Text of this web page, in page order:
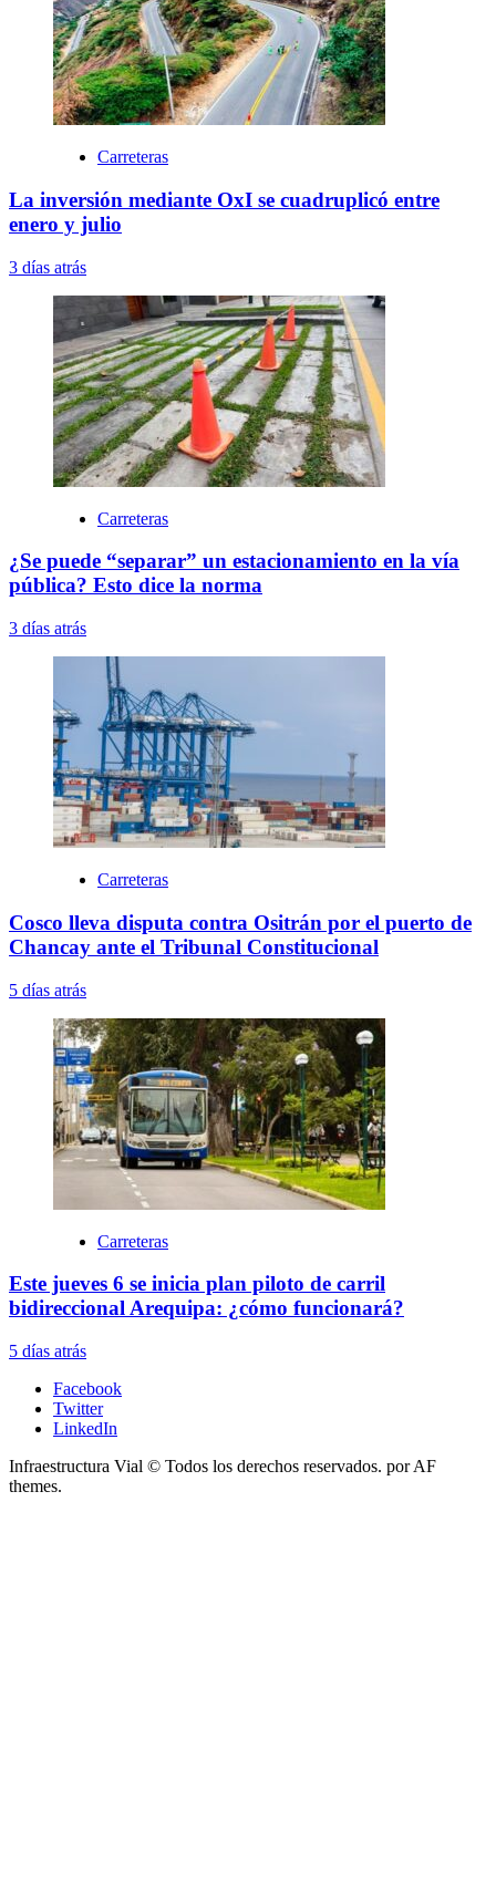
Carreteras
La inversión mediante OxI se cuadruplicó entre
enero y julio
3 días atrás
Carreteras
¿Se puede “separar” un estacionamiento en la vía
pública? Esto dice la norma
3 días atrás
Carreteras
Cosco lleva disputa contra Ositrán por el puerto de
Chancay ante el Tribunal Constitucional
5 días atrás
Carreteras
Este jueves 6 se inicia plan piloto de carril
bidireccional Arequipa: ¿cómo funcionará?
5 días atrás
Facebook
Twitter
LinkedIn
Infraestructura Vial © Todos los derechos reservados. por AF
themes.